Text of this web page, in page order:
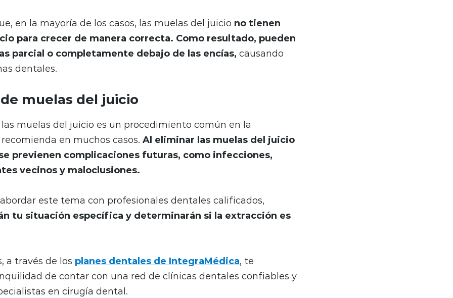
en la mayoría de los casos, las muelas del juicio no tienen
para crecer de manera correcta. Como resultado, pueden
parcial o completamente debajo de las encías, causando
dentales.
muelas del juicio
muelas del juicio es un procedimiento común en la
en muchos casos. Al eliminar las muelas del juicio
previenen complicaciones futuras, como infecciones,
vecinos y maloclusiones.
este tema con profesionales dentales calificados,
tu situación específica y determinarán si la extracción es
a través de los planes dentales de IntegraMédica, te
de contar con una red de clínicas dentales confiables y
en cirugía dental.